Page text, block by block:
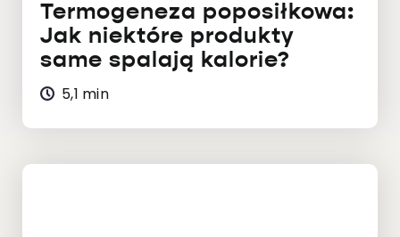
Termogeneza poposiłkowa:
Jak niektóre produkty
same spalają kalorie?
5,1 min